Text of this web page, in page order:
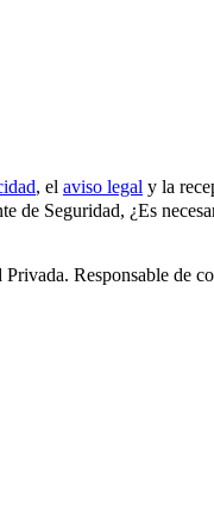
, el aviso legal y la
de Seguridad, ¿Es
Responsable de